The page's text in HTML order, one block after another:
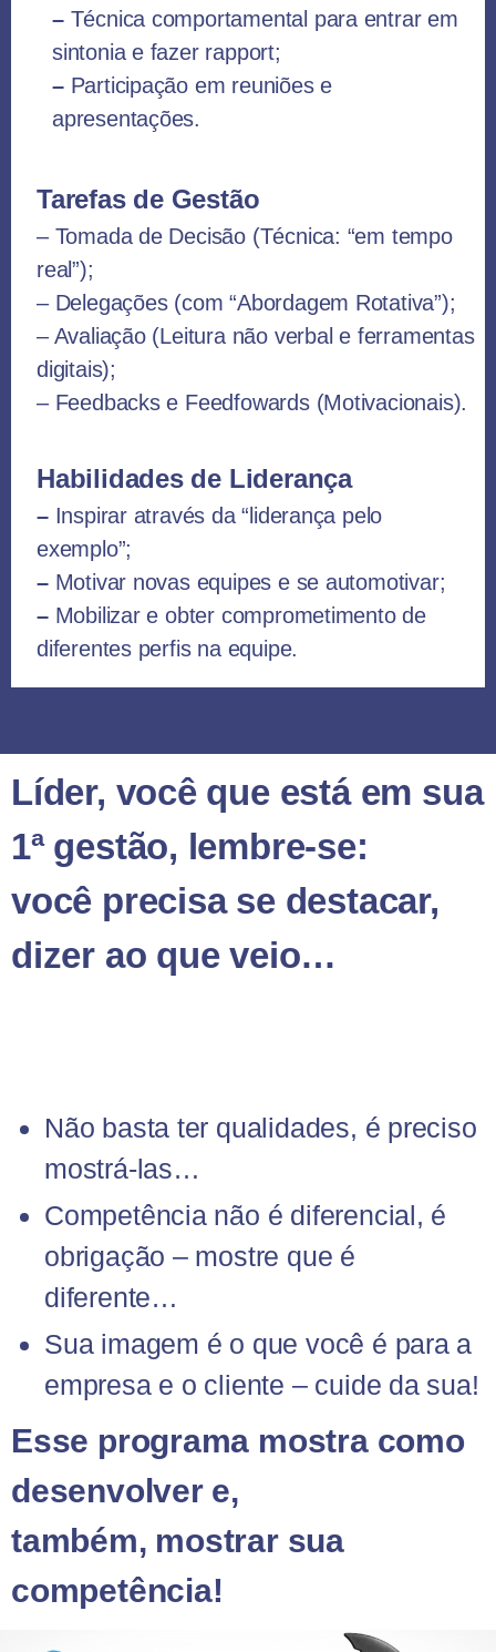
–Técnica comportamental para entrar em
sintonia e fazer rapport;
–Participação em reuniões e
apresentações.
Tarefas de Gestão
– Tomada de Decisão (Técnica: “em tempo
real”);
– Delegações (com “Abordagem Rotativa”);
– Avaliação (Leitura não verbal e ferramentas
digitais);
– Feedbacks e Feedfowards (Motivacionais).
Habilidades de Liderança
–Inspirar através da “liderança pelo
exemplo”;
–Motivar novas equipes e se automotivar;
–Mobilizar e obter comprometimento de
diferentes perfis na equipe.
Líder, você que está em sua
1ª gestão, lembre-se:
você precisa se destacar,
dizer ao que veio…
Não basta ter qualidades, é preciso
mostrá-las…
Competência não é diferencial, é
obrigação – mostre que é
diferente…
Sua imagem é o que você é para a
empresa e o cliente – cuide da sua!
Esse programa mostra como
desenvolver e,
também, mostrar sua
competência!